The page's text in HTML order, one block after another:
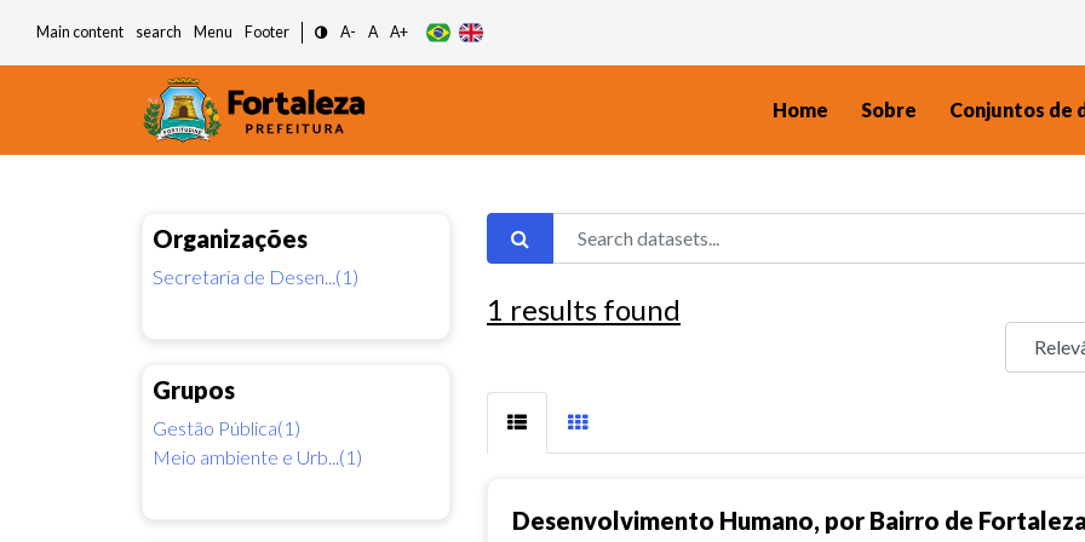
Main content search Menu Footer A- A A+
Home Sobre Conjuntos de
Organizações
Secretaria de Desen...(1)
Grupos
Gestão Pública(1)
Meio ambiente e Urb...(1)
1 results found
Desenvolvimento Humano, por Bairro de